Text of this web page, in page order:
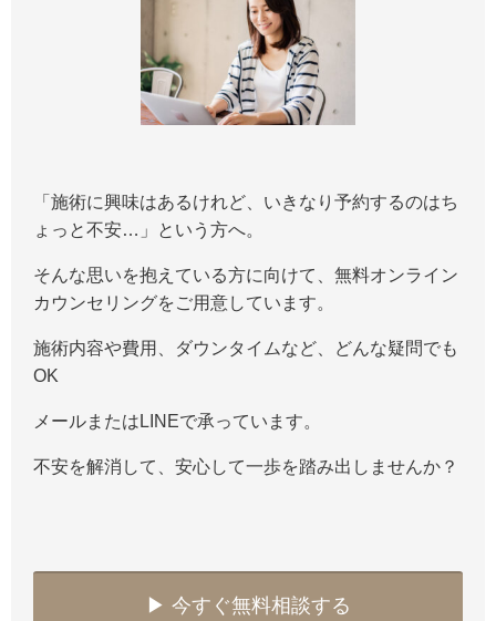
「施術に興味はあるけれど、いきなり予約するのはち
ょっと不安…」という方へ。
そんな思いを抱えている方に向けて、無料オンライン
カウンセリングをご用意しています。
施術内容や費用、ダウンタイムなど、どんな疑問でも
OK
メールまたはLINEで承っています。
不安を解消して、安心して一歩を踏み出しませんか？
▶︎ 今すぐ無料相談する